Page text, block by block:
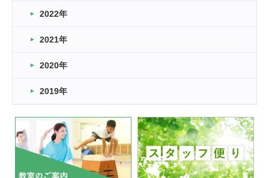
2026.03.11
緑ケ丘体育館
2022.11.03
緑ケ丘体育館
いたっぼーる大会☆彡
緑ケ丘体育館
2022.07.03
市内総合体育大会が開始
2022年
2021年
2020年
2019年